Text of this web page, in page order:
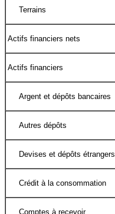
Terrains
Actifs financiers nets
Actifs financiers
Argent et dépôts bancaires
Autres dépôts
Devises et dépôts étrangers
Crédit à la consommation
Comptes à recevoir